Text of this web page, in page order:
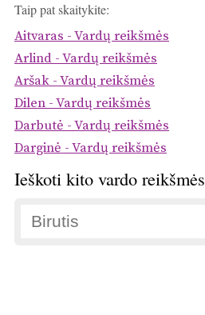
Taip pat skaitykite:
Aitvaras - Vardų reikšmės
Arlind - Vardų reikšmės
Aršak - Vardų reikšmės
Dilen - Vardų reikšmės
Darbutė - Vardų reikšmės
Darginė - Vardų reikšmės
Ieškoti kito vardo reikšmės